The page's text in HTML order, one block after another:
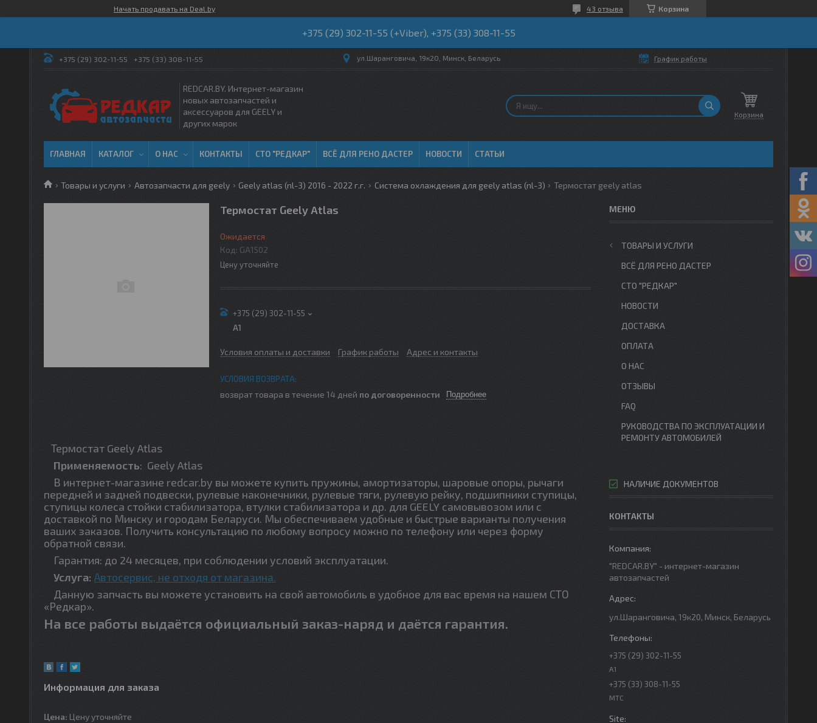
Начать продавать на Deal.by Корзина
43 отзыва
+375 (29) 302-11-55 (+Viber), +375 (33) 308-11-55
+375 (29) 302-11-55 +375 (33) 308-11-55 ул.Шаранговича, 19к20, Минск, Беларусь График работы
REDCAR.BY. Интернет-магазин
новых автозапчастей и
аксессуаров для GEELY и
других марок
Корзина
ГЛАВНАЯ КАТАЛОГ О НАС КОНТАКТЫ СТО "РЕДКАР" ВСЁ ДЛЯ РЕНО ДАСТЕР НОВОСТИ СТАТЬИ
Товары и услуги Автозапчасти для geely Geely atlas (nl-3) 2016 - 2022 г.г. Система охлаждения для geely atlas (nl-3) Термостат geely atlas
Термостат Geely Atlas
Ожидается
Код: GA1502
Цену уточняйте
+375 (29) 302-11-55
A1
Условия оплаты и доставки График работы Адрес и контакты
возврат товара в течение 14 дней по договоренности Подробнее
Термостат Geely Atlas
Применяемость: Geely Atlas
В интернет-магазине redcar.by вы можете купить пружины, амортизаторы, шаровые опоры, рычаги
передней и задней подвески, рулевые наконечники, рулевые тяги, рулевую рейку, подшипники ступицы,
ступицы колеса стойки стабилизатора, втулки стабилизатора и др. для GEELY самовывозом или с
доставкой по Минску и городам Беларуси. Мы обеспечиваем удобные и быстрые варианты получения
ваших заказов. Получить консультацию по любому вопросу можно по телефону или через форму
обратной связи.
Гарантия: до 24 месяцев, при соблюдении условий эксплуатации.
Услуга: Автосервис, не отходя от магазина.
Данную запчасть вы можете установить на свой автомобиль в удобное для вас время на нашем СТО
«Редкар».
На все работы выдаётся официальный заказ-наряд и даётся гарантия.
Информация для заказа
Цена: Цену уточняйте
ТОВАРЫ И УСЛУГИ
ВСЁ ДЛЯ РЕНО ДАСТЕР
СТО "РЕДКАР"
НОВОСТИ
ДОСТАВКА
ОПЛАТА
О НАС
ОТЗЫВЫ
FAQ
РУКОВОДСТВА ПО ЭКСПЛУАТАЦИИ И
РЕМОНТУ АВТОМОБИЛЕЙ
НАЛИЧИЕ ДОКУМЕНТОВ
КОНТАКТЫ
"REDCAR.BY" - интернет-магазин
автозапчастей
ул.Шаранговича, 19к20, Минск, Беларусь
+375 (29) 302-11-55
A1
+375 (33) 308-11-55
МТС